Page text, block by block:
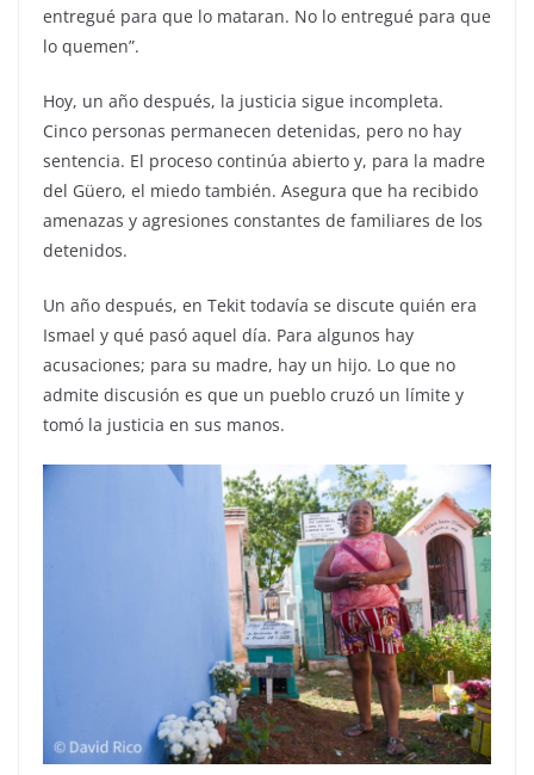
entregué para que lo mataran. No lo entregué para que
lo quemen”.
Hoy, un año después, la justicia sigue incompleta.
Cinco personas permanecen detenidas, pero no hay
sentencia. El proceso continúa abierto y, para la madre
del Güero, el miedo también. Asegura que ha recibido
amenazas y agresiones constantes de familiares de los
detenidos.
Un año después, en Tekit todavía se discute quién era
Ismael y qué pasó aquel día. Para algunos hay
acusaciones; para su madre, hay un hijo. Lo que no
admite discusión es que un pueblo cruzó un límite y
tomó la justicia en sus manos.